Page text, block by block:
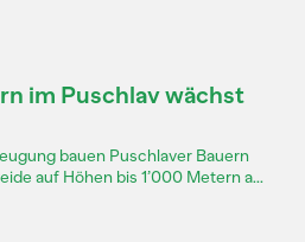
im Puschlav wächst
bauen Puschlaver Bauern
auf Höhen bis 1’000 Metern a...